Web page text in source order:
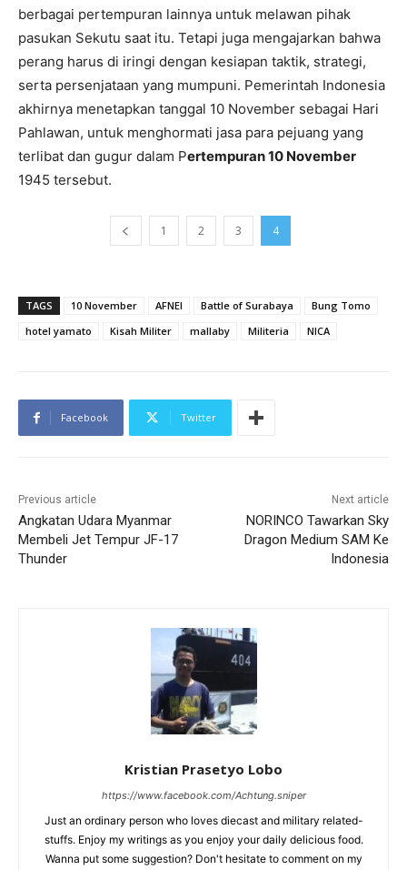
berbagai pertempuran lainnya untuk melawan pihak
pasukan Sekutu saat itu. Tetapi juga mengajarkan bahwa
perang harus di iringi dengan kesiapan taktik, strategi,
serta persenjataan yang mumpuni. Pemerintah Indonesia
akhirnya menetapkan tanggal 10 November sebagai Hari
Pahlawan, untuk menghormati jasa para pejuang yang
terlibat dan gugur dalam Pertempuran 10 November
1945 tersebut.
1 2 3 4
TAGS 10 November AFNEI Battle of Surabaya
Bung Tomo
hotel yamato
Kisah Militer mallaby Militeria NICA
Facebook Twitter
Previous article
Angkatan Udara Myanmar
Membeli Jet Tempur JF-17
Thunder
Next article
NORINCO Tawarkan Sky
Dragon Medium SAM Ke
Indonesia
Kristian Prasetyo Lobo
https://www.facebook.com/Achtung.sniper
Just an ordinary person who loves diecast and military related-
stuffs. Enjoy my writings as you enjoy your daily delicious food.
Wanna put some suggestion? Don't hesitate to comment on my